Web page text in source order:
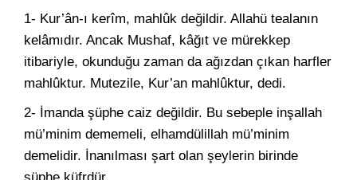
1- Kur’ân-ı kerîm, mahlûk değildir. Allahü tealanın
kelâmıdır. Ancak Mushaf, kâğıt ve mürekkep
itibariyle, okunduğu zaman da ağızdan çıkan harfler
mahlûktur. Mutezile, Kur’an mahlûktur, dedi.
2- İmanda şüphe caiz değildir. Bu sebeple inşallah
mü’minim dememeli, elhamdülillah mü’minim
demelidir. İnanılması şart olan şeylerin birinde